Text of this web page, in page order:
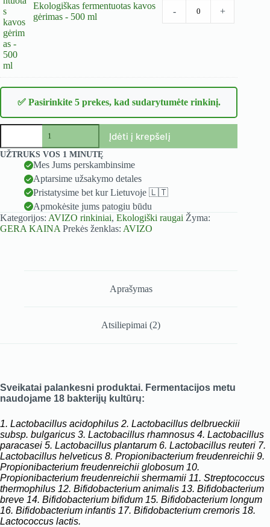
Ekologiškas fermentuotas kavos
gėrimas - 500 ml
- +
✅ Pasirinkite 5 prekes, kad sudarytumėte rinkinį.
produkto
Sudarykite
AVIZO
Įdėti į krepšelį
A
a
t
UŽTRUKS VOS 1 MINUTĘ
Mes Jums perskambinsime
Aptarsime užsakymo detales
Pristatysime bet kur Lietuvoje 🇱🇹
Apmokėsite jums patogiu būdu
Kategorijos: AVIZO rinkiniai​, Ekologiški raugai Žyma:
GERA KAINA Prekės ženklas: AVIZO
Aprašymas
Atsiliepimai (2)
Sveikatai palankesni produktai. Fermentacijos metu
naudojame 18 bakterijų kultūrų:
1. Lactobacillus acidophilus 2. Lactobacillus delbrueckiii
subsp. bulgaricus 3. Lactobacillus rhamnosus 4. Lactobacillus
paracasei 5. Lactobacillus plantarum 6. Lactobacillus reuteri 7.
Lactobacillus helveticus 8. Propionibacterium freudenreichii 9.
Propionibacterium freudenreichii globosum 10.
Propionibacterium freudenreichii shermamii 11. Streptococcus
thermophilus 12. Bifidobacterium animalis 13. Bifidobacterium
breve 14. Bifidobacterium bifidum 15. Bifidobacterium longum
16. Bifidobacterium infantis 17. Bifidobacterium cremoris 18.
Lactococcus lactis.